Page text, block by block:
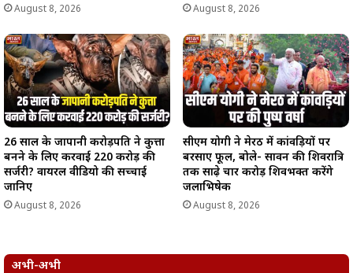
August 8, 2026 August 8, 2026
26 साल के जापानी करोड़पति ने कुत्ता
बनने के लिए करवाई 220 करोड़ की
सर्जरी? वायरल वीडियो की सच्चाई
जानिए
August 8, 2026
सीएम योगी ने मेरठ में कांवड़ियों पर
बरसाए फूल, बोले- सावन की शिवरात्रि
तक साढ़े चार करोड़ शिवभक्त करेंगे
जलाभिषेक
August 8, 2026
अभी-अभी